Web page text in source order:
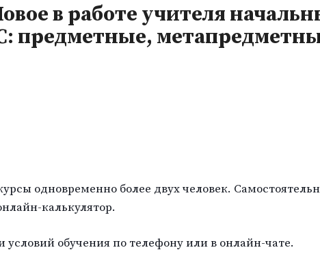
в работе учителя
предметные,
одновременно более двух человек.
калькулятор.
обучения по телефону или в онлайн-чате.